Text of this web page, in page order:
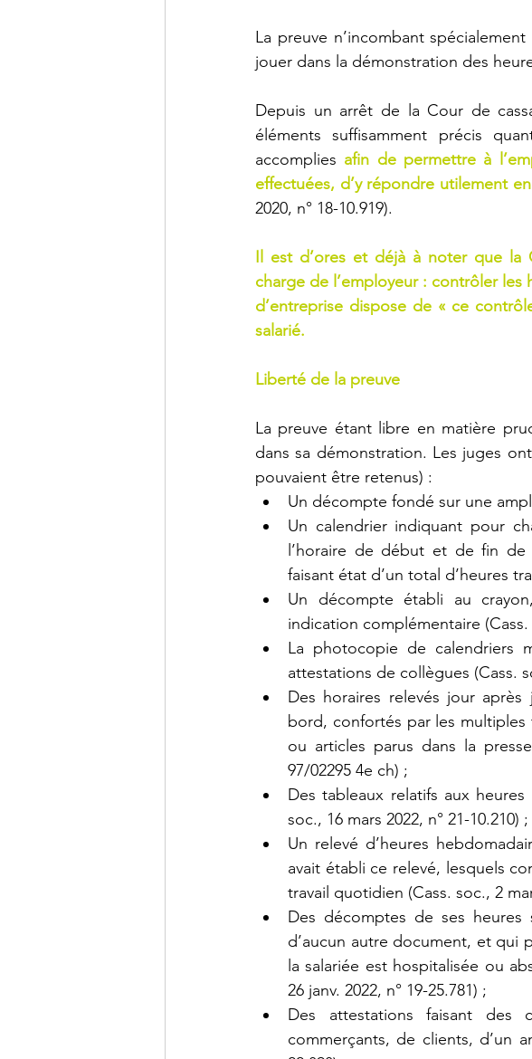
La preuve n’incombant
jouer dans la démonstration des
Depuis un arrêt de la Cour de
éléments suffisamment précis
accomplies afin de permettre à
effectuées, d’y répondre utilement
2020, n° 18-10.919).
Il est d’ores et déjà à noter que la
charge de l’employeur : contrôler les
d’entreprise dispose de « ce
salarié.
Liberté de la preuve
La preuve étant libre en matière
dans sa démonstration. Les juges
pouvaient être retenus) :
Un décompte fondé sur une
Un calendrier indiquant pour
l’horaire de début et de fin de
faisant état d’un total d’heures
Un décompte établi au
indication complémentaire (Cass.
La photocopie de calendriers
attestations de collègues (Cass.
Des horaires relevés jour
bord, confortés par les multiples
ou articles parus dans la
97/02295 4e ch) ;
Des tableaux relatifs aux
soc., 16 mars 2022, n° 21-10.210) ;
Un relevé d’heures
avait établi ce relevé, lesquels
travail quotidien (Cass. soc., 2
Des décomptes de ses heures
d’aucun autre document, et qui
la salariée est hospitalisée ou
26 janv. 2022, n° 19-25.781) ;
Des attestations faisant des
commerçants, de clients, d’un